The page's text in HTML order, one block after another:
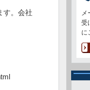
す。会社
メ
受
に